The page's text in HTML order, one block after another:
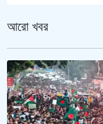
আরো খবর